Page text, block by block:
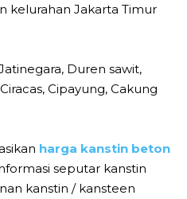
kelurahan Jakarta Timur
Duren sawit,
Cipayung, Cakung
harga kanstin beton
seputar kanstin
kanstin / kansteen